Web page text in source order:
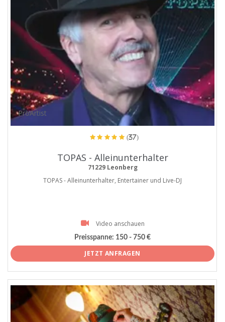
ProArtist
(37)
TOPAS - Alleinunterhalter
71229 Leonberg
TOPAS - Alleinunterhalter, Entertainer und Live-DJ
Video anschauen
Preisspanne: 150 - 750 €
JETZT ANFRAGEN